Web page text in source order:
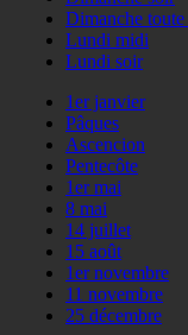
Dimanche
Lundi midi
Lundi soir
1er janvier
Pâques
Ascencion
Pentecôte
1er mai
8 mai
14 juillet
15 août
1er novembre
11 novembre
25 décembre